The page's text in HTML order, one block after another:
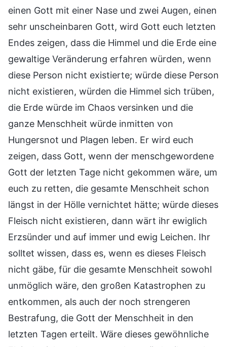
einen Gott mit einer Nase und zwei Augen, einen
sehr unscheinbaren Gott, wird Gott euch letzten
Endes zeigen, dass die Himmel und die Erde eine
gewaltige Veränderung erfahren würden, wenn
diese Person nicht existierte; würde diese Person
nicht existieren, würden die Himmel sich trüben,
die Erde würde im Chaos versinken und die
ganze Menschheit würde inmitten von
Hungersnot und Plagen leben. Er wird euch
zeigen, dass Gott, wenn der menschgewordene
Gott der letzten Tage nicht gekommen wäre, um
euch zu retten, die gesamte Menschheit schon
längst in der Hölle vernichtet hätte; würde dieses
Fleisch nicht existieren, dann wärt ihr ewiglich
Erzsünder und auf immer und ewig Leichen. Ihr
solltet wissen, dass es, wenn es dieses Fleisch
nicht gäbe, für die gesamte Menschheit sowohl
unmöglich wäre, den großen Katastrophen zu
entkommen, als auch der noch strengeren
Bestrafung, die Gott der Menschheit in den
letzten Tagen erteilt. Wäre dieses gewöhnliche